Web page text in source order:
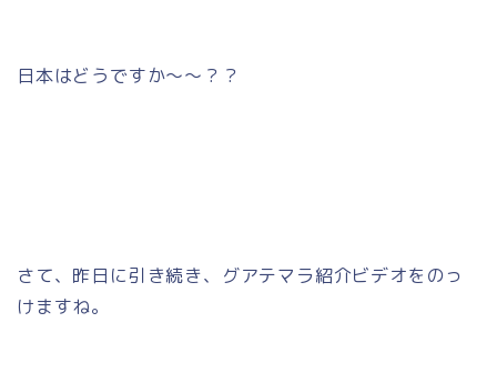
日本はどうですか～～？？
さて、昨日に引き続き、グアテマラ紹介ビデオをのっ
けますね。